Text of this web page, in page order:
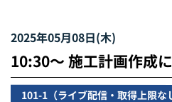
2025年05月08日(木)
10:30〜 施工計画作成
101-1（ライブ配信・取得上限な